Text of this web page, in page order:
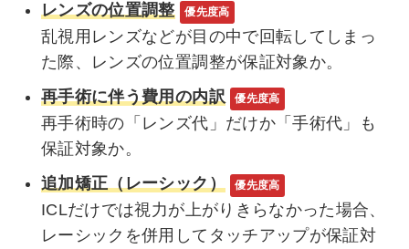
レンズの位置調整
優先度高
乱視用レンズなどが目の中で回転してしまっ
た際、レンズの位置調整が保証対象か。
再手術に伴う費用の内訳
優先度高
再手術時の「レンズ代」だけか「手術代」も
保証対象か。
追加矯正（レーシック）
優先度高
ICLだけでは視力が上がりきらなかった場合、
レーシックを併用してタッチアップが保証対